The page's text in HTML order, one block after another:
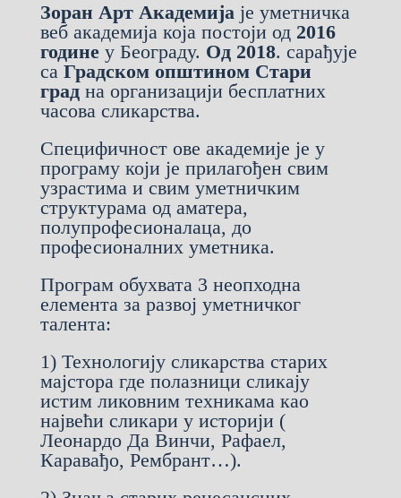
Зоран Арт Академијаје уметничка
веб академија која постоји од 2016
годинеу Београду. Од 2018. сарађује
саГрадском општином Стари
град на организацији бесплатних
часова сликарства.
Специфичност ове академије је у
програму који је прилагођен свим
узрастима и свим уметничким
структурама од аматера,
полупрофесионалаца, до
професионалних уметника.
Програм обухвата 3 неопходна
елемента за развој уметничког
талента:
1) Технологију сликарства старих
мајстора где полазници сликају
истим ликовним техникама као
највећи сликари у историји (
Леонардо Да Винчи, Рафаел,
Каравађо, Рембрант…).